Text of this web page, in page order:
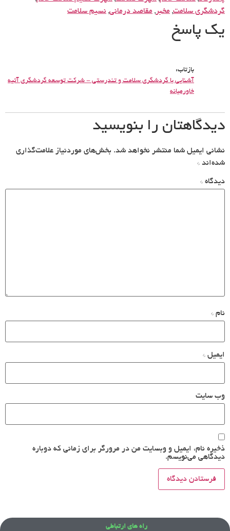
گردشگری سلامت, مخبر , مقاصد درمانی, نسیم سلامت
یک پاسخ
بازتاب:
آشنایی با گردشگری سلامت و تندرستی - شرکت توسعه گردشگری آتیه
خاورمیانه
دیدگاهتان را بنویسید
نشانی ایمیل شما منتشر نخواهد شد. بخش‌های موردنیاز علامت‌گذاری
شده‌اند *
دیدگاه *
نام *
ایمیل *
وب‌ سایت
ذخیره نام، ایمیل و وبسایت من در مرورگر برای زمانی که دوباره
دیدگاهی می‌نویسم.
راه های ارتباطی